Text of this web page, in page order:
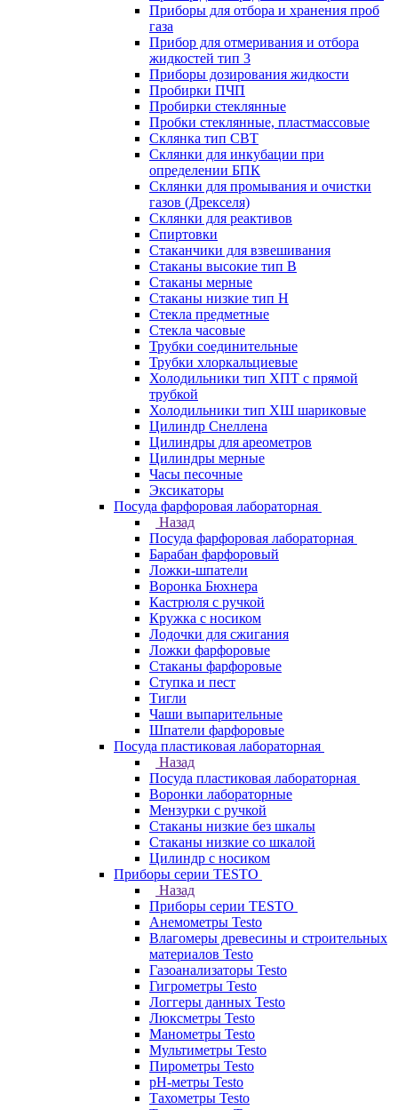
Приборы для отбора и хранения проб
газа
Прибор для отмеривания и отбора
жидкостей тип 3
Приборы дозирования жидкости
Пробирки ПЧП
Пробирки стеклянные
Пробки стеклянные, пластмассовые
Склянка тип СВТ
Склянки для инкубации при
определении БПК
Склянки для промывания и очистки
газов (Дрекселя)
Склянки для реактивов
Спиртовки
Стаканчики для взвешивания
Стаканы высокие тип В
Стаканы мерные
Стаканы низкие тип Н
Стекла предметные
Стекла часовые
Трубки соединительные
Трубки хлоркальциевые
Холодильники тип ХПТ с прямой
трубкой
Холодильники тип ХШ шариковые
Цилиндр Снеллена
Цилиндры для ареометров
Цилиндры мерные
Часы песочные
Эксикаторы
Посуда фарфоровая лабораторная
Назад
Посуда фарфоровая лабораторная
Барабан фарфоровый
Ложки-шпатели
Воронка Бюхнера
Кастрюля с ручкой
Кружка с носиком
Лодочки для сжигания
Ложки фарфоровые
Стаканы фарфоровые
Ступка и пест
Тигли
Чаши выпарительные
Шпатели фарфоровые
Посуда пластиковая лабораторная
Назад
Посуда пластиковая лабораторная
Воронки лабораторные
Мензурки с ручкой
Стаканы низкие без шкалы
Стаканы низкие со шкалой
Цилиндр с носиком
Приборы серии TESTO
Назад
Приборы серии TESTO
Анемометры Testo
Влагомеры древесины и строительных
материалов Testo
Газоанализаторы Testo
Гигрометры Testo
Логгеры данных Testo
Люксметры Testo
Манометры Testo
Мультиметры Testo
Пирометры Testo
pH-метры Testo
Тахометры Testo